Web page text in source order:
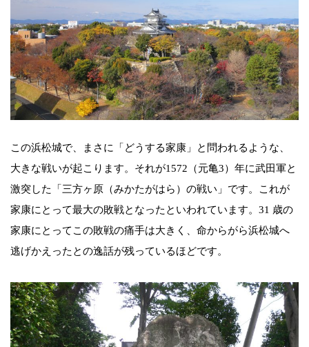
この浜松城で、まさに「どうする家康」と問われるような、
大きな戦いが起こります。それが1572（元亀3）年に武田軍と
激突した「三方ヶ原（みかたがはら）の戦い」です。これが
家康にとって最大の敗戦となったといわれています。31 歳の
家康にとってこの敗戦の痛手は大きく、命からがら浜松城へ
逃げかえったとの逸話が残っているほどです。